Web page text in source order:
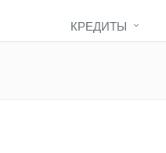
КРЕДИТЫ